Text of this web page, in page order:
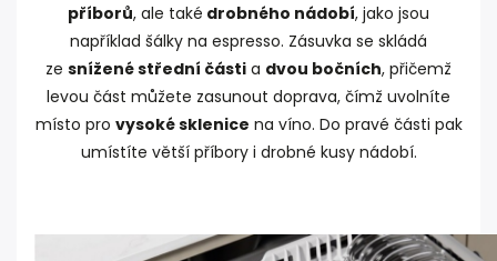
příborů, ale také drobného nádobí, jako jsou
například šálky na espresso. Zásuvka se skládá
ze snížené střední části a dvou bočních, přičemž
levou část můžete zasunout doprava, čímž uvolníte
místo pro vysoké sklenice na víno. Do pravé části pak
umístíte větší příbory i drobné kusy nádobí.